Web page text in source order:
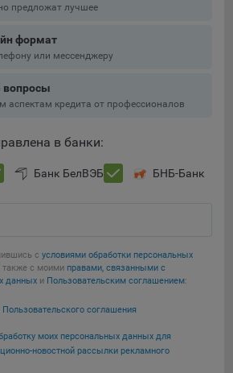
опросов пользователями.
cookie собирают информацию о
на сайте и его предпочтениях и
городе и других местных
Analytics. Данные файлы cookie
позволяют Обществу вносить в них
чаще всего, помогают
возникающие при использовании
оценить эффективность
этому у Общества есть возможность
мои изменения
по умолчанию
предложат лучшее
формат
или мессенджеру
вопросы
аспектам кредита от профессионалов
в банки:
Банк БелВЭБ БНБ-Банк
с условиями обработки персональных
также с моими правами, связанными с
данных и Пользовательским соглашением:
Пользовательского соглашения
моих персональных данных для
новостной рассылки рекламного